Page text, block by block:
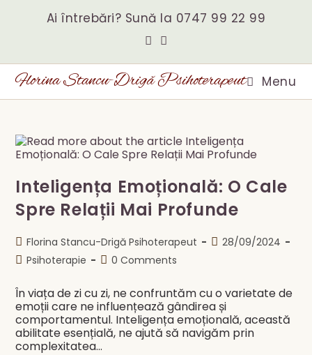
Ai întrebări? Sună la 0747 99 22 99
Florina Stancu-Drigă Psihoterapeut Menu
Inteligența Emoțională: O Cale
Spre Relații Mai Profunde
Post
author:
Florina Stancu-Drigă Psihoterapeut
Post28/09/2024
PostPsihoterapie
Post0 Comments
În viața de zi cu zi, ne confruntăm cu o varietate de
emoții care ne influențează gândirea și
comportamentul. Inteligența emoțională, această
abilitate esențială, ne ajută să navigăm prin
complexitatea…